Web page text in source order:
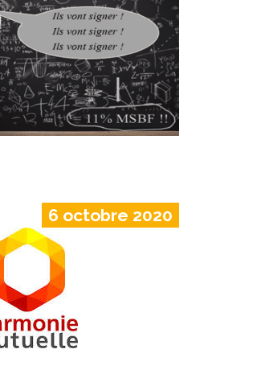
6 octobre 2020